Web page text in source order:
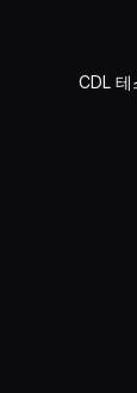
CDL